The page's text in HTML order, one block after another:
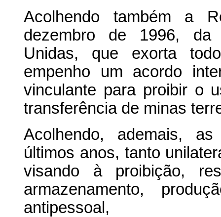
Acolhendo também a
dezembro de 1996, da
Unidas, que exorta
empenho um acordo
vinculante para proibir o
transferência de minas
Acolhendo, ademais,
últimos anos, tanto
visando à proibição,
armazenamento,
antipessoal,